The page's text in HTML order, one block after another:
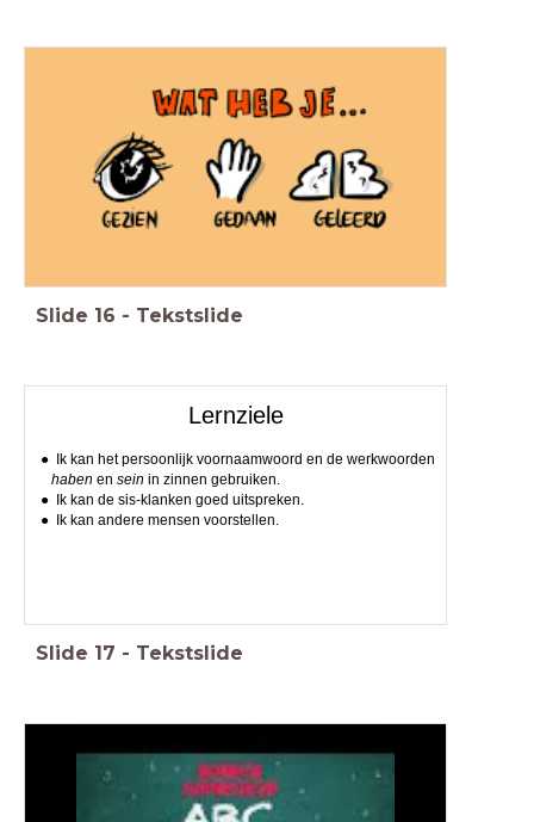
Slide 16 - Tekstslide
Lernziele
Ik kan het persoonlijk voornaamwoord en de werkwoorden
haben ensein in zinnen gebruiken.
Ik kan de sis-klanken goed uitspreken.
Ik kan andere mensen voorstellen.
Slide 17 - Tekstslide